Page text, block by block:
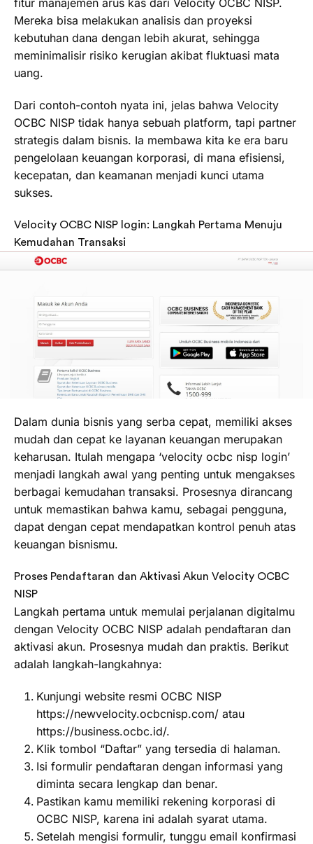
fitur manajemen arus kas dari Velocity OCBC NISP.
Mereka bisa melakukan analisis dan proyeksi
kebutuhan dana dengan lebih akurat, sehingga
meminimalisir risiko kerugian akibat fluktuasi mata
uang.
Dari contoh-contoh nyata ini, jelas bahwa Velocity
OCBC NISP tidak hanya sebuah platform, tapi partner
strategis dalam bisnis. Ia membawa kita ke era baru
pengelolaan keuangan korporasi, di mana efisiensi,
kecepatan, dan keamanan menjadi kunci utama
sukses.
Velocity OCBC NISP login: Langkah Pertama Menuju
Kemudahan Transaksi
Dalam dunia bisnis yang serba cepat, memiliki akses
mudah dan cepat ke layanan keuangan merupakan
keharusan. Itulah mengapa ‘velocity ocbc nisp login’
menjadi langkah awal yang penting untuk mengakses
berbagai kemudahan transaksi. Prosesnya dirancang
untuk memastikan bahwa kamu, sebagai pengguna,
dapat dengan cepat mendapatkan kontrol penuh atas
keuangan bisnismu.
Proses Pendaftaran dan Aktivasi Akun Velocity OCBC
NISP
Langkah pertama untuk memulai perjalanan digitalmu
dengan Velocity OCBC NISP adalah pendaftaran dan
aktivasi akun. Prosesnya mudah dan praktis. Berikut
adalah langkah-langkahnya:
Kunjungi website resmi OCBC NISP
https://newvelocity.ocbcnisp.com/ atau
https://business.ocbc.id/.
Klik tombol “Daftar” yang tersedia di halaman.
Isi formulir pendaftaran dengan informasi yang
diminta secara lengkap dan benar.
Pastikan kamu memiliki rekening korporasi di
OCBC NISP, karena ini adalah syarat utama.
Setelah mengisi formulir, tunggu email konfirmasi